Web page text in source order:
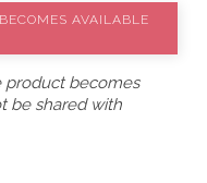
AVAILABLE
product becomes
be shared with